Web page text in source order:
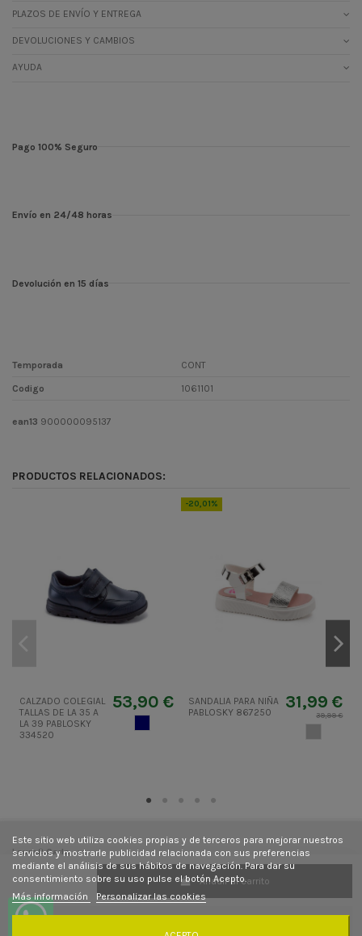
Añadir al carrito
PLAZOS DE ENVÍO Y ENTREGA
DEVOLUCIONES Y CAMBIOS
AYUDA
Pago 100% Seguro
Envío en 24/48 horas
Devolución en 15 días
Temporada CONT
Codigo 1061101
ean13 900000095137
PRODUCTOS RELACIONADOS:
CALZADO COLEGIAL
TALLAS DE LA 35 A
LA 39 PABLOSKY
334520
53,90 €
-20,01%
SANDALIA PARA NIÑA
PABLOSKY 867250
31,99 €
39,99 €
Laura&Carla
Este sitio web utiliza cookies propias y de terceros para mejorar nuestros
servicios y mostrarle publicidad relacionada con sus preferencias
mediante el análisis de sus hábitos de navegación. Para dar su
consentimiento sobre su uso pulse el botón Acepto.
Más información
Personalizar las cookies